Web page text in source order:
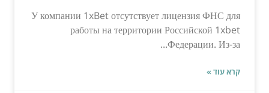
У компании 1xBet отсутствует лицензия ФНС для
работы на территории Российской 1xbet
Федерации. Из-за...
קרא עוד »